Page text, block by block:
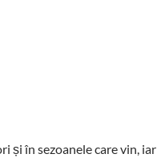
și în sezoanele care vin, iar